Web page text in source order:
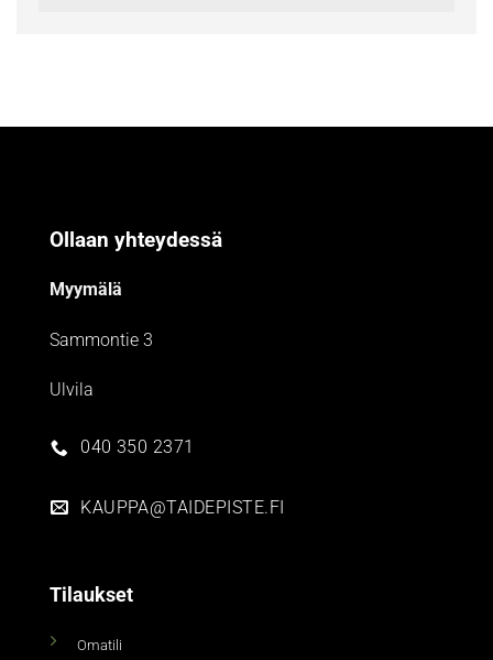
Ollaan yhteydessä
Myymälä
Sammontie 3
Ulvila
040 350 2371
KAUPPA@TAIDEPISTE.FI
Tilaukset
Omatili